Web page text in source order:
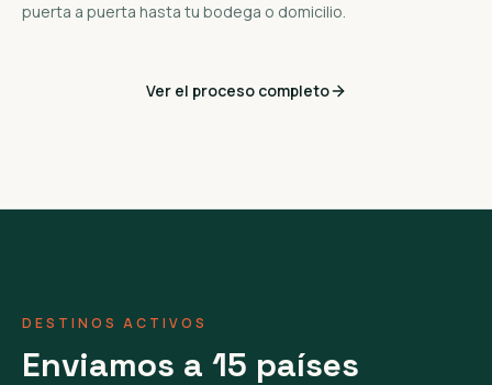
puerta a puerta hasta tu bodega o domicilio.
Ver el proceso completo
DESTINOS ACTIVOS
Enviamos a 15 países